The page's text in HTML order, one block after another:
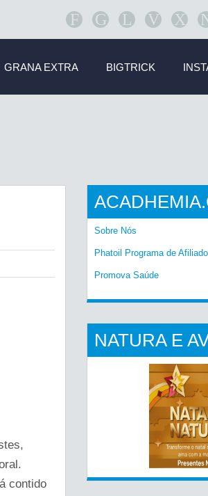
F G L V X
GRANA EXTRA BIGTRICK
contido
Sobre Nós
Phatoil Programa de
Promova Saúde
NATURA E